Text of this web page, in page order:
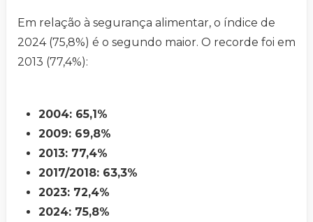
Em relação à segurança alimentar, o índice de
2024 (75,8%) é o segundo maior. O recorde foi em
2013 (77,4%):
2004: 65,1%
2009: 69,8%
2013: 77,4%
2017/2018: 63,3%
2023: 72,4%
2024: 75,8%